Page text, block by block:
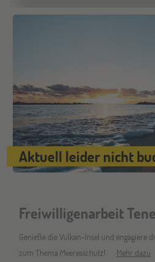
21 Münster
Aktuell leider nicht
Freiwilligenarbeit
Genieße die Vulkan-Insel und engagiere
zum Thema Meeresschutz!
Mehr dazu